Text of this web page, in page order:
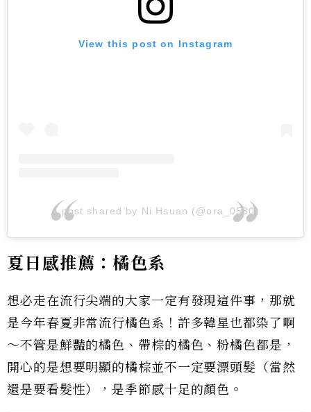
View this post on Instagram
A post shared by Ni Hsuan (@ora_0530)
夏日感推薦：橘色系
想必走在流行尖端的大家一定有發現這件事，那就
是今年春夏非常流行橘色系！許多韓星也都染了啊
～不管是鮮豔的橘色、帶棕的橘色、粉橘色都是，
開心的是想要明顯的橘棕並不一定要漂頭髮（當然
還是要看髮性），是季節感十足的顏色。